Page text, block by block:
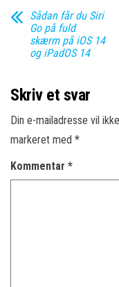
Sådan får du Siri
Go på fuld
skærm på iOS 14
og iPadOS 14
Skriv et svar
Din e-mailadresse vil
markeret med *
Kommentar *